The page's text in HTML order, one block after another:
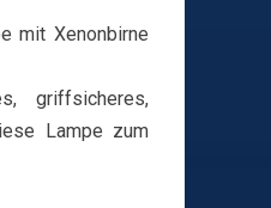
mit Xenonbirne
griffsicheres,
Lampe zum